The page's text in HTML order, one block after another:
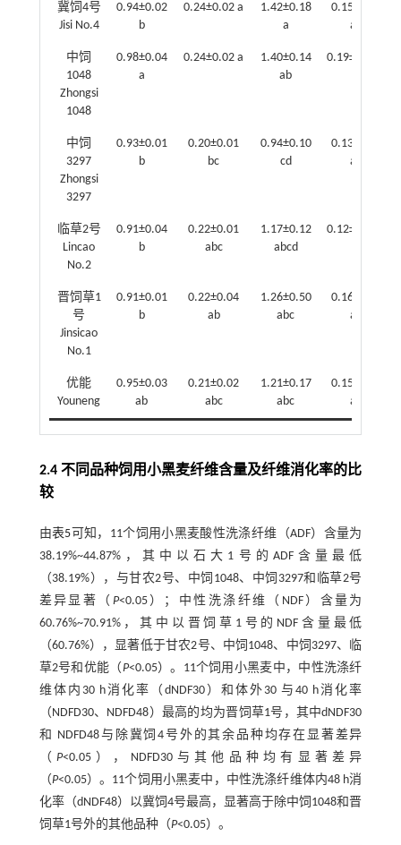
冀饲4号
Jisi No.4
0.94±0.02
b
0.24±0.02 a
1.42±0.18
a
0.15±0.05
ab
中饲
1048
Zhongsi
1048
0.98±0.04
a
0.24±0.02 a
1.40±0.14
ab
0.19±0.05 a
中饲
3297
Zhongsi
3297
0.93±0.01
b
0.20±0.01
bc
0.94±0.10
cd
0.13±0.01
ab
临草2号
Lincao
No.2
0.91±0.04
b
0.22±0.01
abc
1.17±0.12
abcd
0.12±0.01 b
晋饲草1
号
Jinsicao
No.1
0.91±0.01
b
0.22±0.04
ab
1.26±0.50
abc
0.16±0.03
ab
优能
Youneng
0.95±0.03
ab
0.21±0.02
abc
1.21±0.17
abc
0.15±0.02
ab
2.4 不同品种饲用小黑麦纤维含量及纤维消化率的比
较
由表5 可知，11个饲用小黑麦酸性洗涤纤维（ADF）含量为
38.19%~44.87%，其中以石大1号的ADF含量最低
（38.19%），与甘农2号、中饲1048、中饲3297和临草2号
差异显著（ P<0.05）；中性洗涤纤维（NDF）含量为
60.76%~70.91%，其中以晋饲草1号的NDF含量最低
（60.76%），显著低于甘农2号、中饲1048、中饲3297、临
草2号和优能（P<0.05）。11个饲用小黑麦中，中性洗涤纤
维体内30 h消化率（dNDF30）和体外30 与40 h消化率
（NDFD30、NDFD48）最高的均为晋饲草1号，其中dNDF30
和 NDFD48与除冀饲4号外的其余品种均存在显著差异
（ P<0.05），NDFD30与其他品种均有显著差异
（P<0.05）。11个饲用小黑麦中，中性洗涤纤维体内48 h消
化率（dNDF48）以冀饲4号最高，显著高于除中饲1048和晋
饲草1号外的其他品种（P<0.05）。